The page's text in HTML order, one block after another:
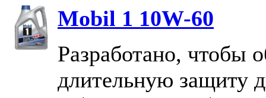
Mobil 1 10W-60
Разработано, чтобы
длительную защиту